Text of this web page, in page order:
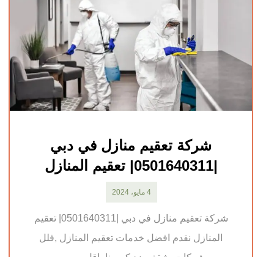
شركة تعقيم منازل في دبي
|0501640311| تعقيم المنازل
4 مايو، 2024
شركة تعقيم منازل في دبي |0501640311| تعقيم
المنازل نقدم افضل خدمات تعقيم المنازل ,فلل